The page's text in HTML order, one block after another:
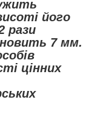
його
рази
7 мм.
цінних